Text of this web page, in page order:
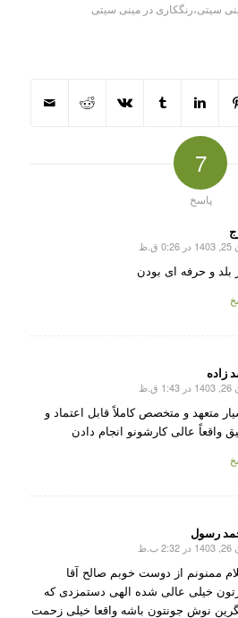
سیتی،رنگکاری در مینی سیتی
7
پاسخ
ق.ظ
بلد و حرفه ای بودن
زاده
ق.ظ
متعهد و متخصص کاملاً قابل اعتماد و
واقعاً عالی کارشونو انجام دادن
رسول
ب.ظ
ممنونم از دوست خوبم صالح آقا
خیلی عالی شده الهی دستمزدی که
نوش جونتون باشه واقعا خیلی زحمت